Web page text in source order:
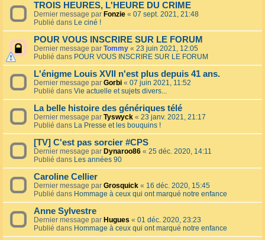
TROIS HEURES, L'HEURE DU CRIME
Dernier message par Fonzie « 07 sept. 2021, 21:48
Publié dans Le ciné !
POUR VOUS INSCRIRE SUR LE FORUM
Dernier message par Tommy « 23 juin 2021, 12:05
Publié dans POUR VOUS INSCRIRE SUR LE FORUM
L'énigme Louis XVII n'est plus depuis 41 ans.
Dernier message par Gorbi « 07 juin 2021, 11:52
Publié dans Vie actuelle et sujets divers...
La belle histoire des génériques télé
Dernier message par Tyswyck « 23 janv. 2021, 21:17
Publié dans La Presse et les bouquins !
[TV] C'est pas sorcier #CPS
Dernier message par Dynaroo86 « 25 déc. 2020, 14:11
Publié dans Les années 90
Caroline Cellier
Dernier message par Grosquick « 16 déc. 2020, 15:45
Publié dans Hommage à ceux qui ont marqué notre enfance
Anne Sylvestre
Dernier message par Hugues « 01 déc. 2020, 23:23
Publié dans Hommage à ceux qui ont marqué notre enfance